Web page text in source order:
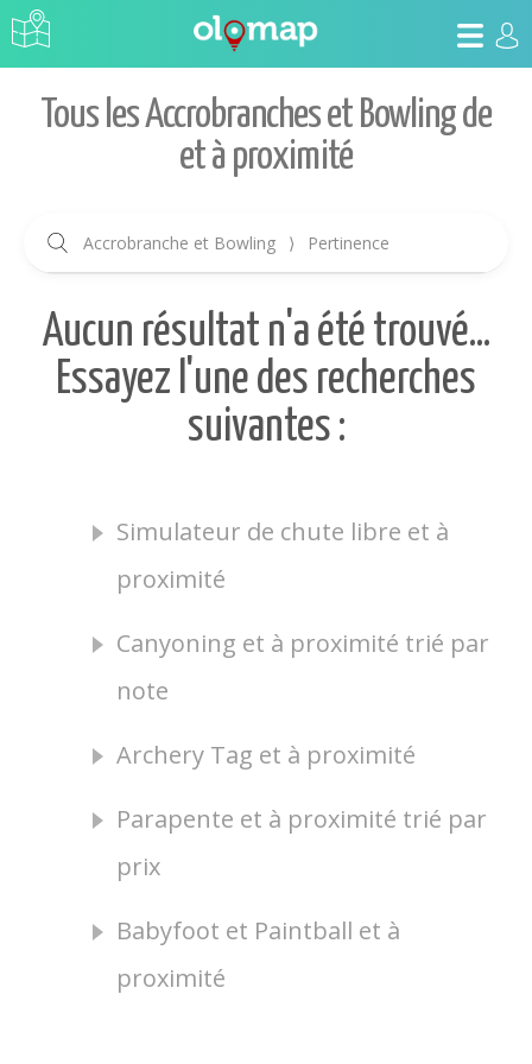
Tous les Accrobranches et Bowling de
et à proximité
Accrobranche et Bowling ⟩ Pertinence
Aucun résultat n'a été trouvé...
Essayez l'une des recherches
suivantes :
Simulateur de chute libre et à
proximité
Canyoning et à proximité trié par
note
Archery Tag et à proximité
Parapente et à proximité trié par
prix
Babyfoot et Paintball et à
proximité